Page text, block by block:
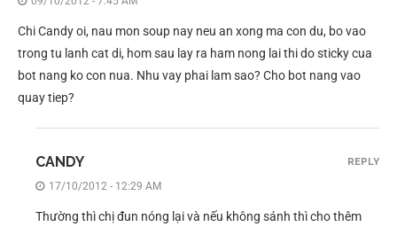
Chi Candy oi, nau mon soup nay neu an xong ma con du, bo vao
trong tu lanh cat di, hom sau lay ra ham nong lai thi do sticky cua
bot nang ko con nua. Nhu vay phai lam sao? Cho bot nang vao
quay tiep?
CANDY
17/10/2012 - 12:29 AM
Thường thì chị đun nóng lại và nếu không sánh thì cho thêm
REPLY